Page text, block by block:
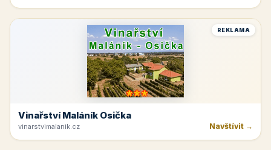
REKLAMA
Vinařství Maláník Osička
vinarstvimalanik.cz Navštívit →